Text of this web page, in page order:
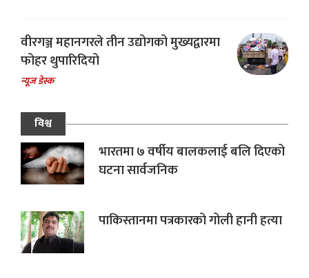
वीरगञ्ज महानगरले तीन उद्योगको मुख्यद्वारमा
फोहर थुपारिदियो
न्यूज डेस्क
विश्व
भारतमा ७ वर्षीय बालकलाई बलि दिएको
घटना सार्वजनिक
पाकिस्तानमा पत्रकारको गोली हानी हत्या